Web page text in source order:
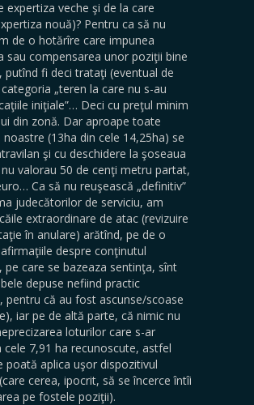
expertiza veche şi de la care
nouă)? Pentru ca să nu
de o hotărîre care impunea
sau compensarea unor poziţii bine
putînd fi deci trataţi (eventual de
„teren la care nu s-au
iniţiale”… Deci cu preţul minim
din zonă. Dar aproape toate
(13ha din cele 14,25ha) se
şi cu deschidere la şoseaua
nu valorau 50 de cenţi metru partat,
Ca să nu reuşească „definitiv”
judecătorilor de serviciu, am
extraordinare de atac (revizuire
în anulare) arătînd, pe de o
despre conţinutul
pe care se bazeaza sentinţa, sînt
depuse nefiind practic
pentru că au fost ascunse/scoase
iar pe de altă parte, că nimic nu
loturilor care s-ar
cele 7,91 ha recunoscute, astfel
poată aplica uşor dispozitivul
cerea, ipocrit, să se încerce întîi
pe fostele poziţii).